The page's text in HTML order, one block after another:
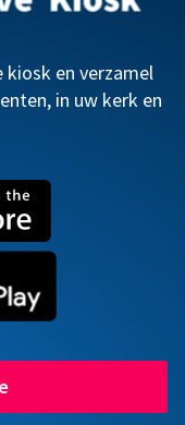
en verzamel
in uw kerk en